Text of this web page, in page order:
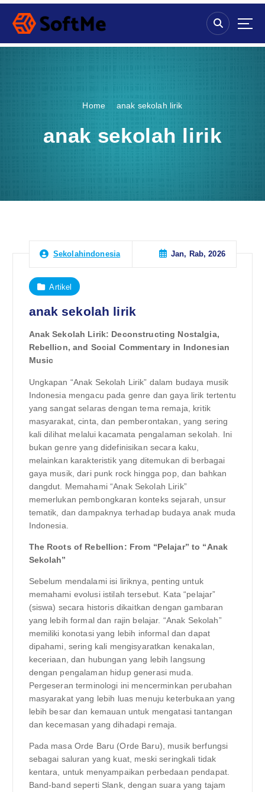
S
p
Home anak sekolah lirik
anak sekolah lirik
Sekolahindonesia Jan, Rab, 2026
Artikel
anak sekolah lirik
Anak Sekolah Lirik: Deconstructing Nostalgia,
Rebellion, and Social Commentary in Indonesian
Music
Ungkapan “Anak Sekolah Lirik” dalam budaya musik
Indonesia mengacu pada genre dan gaya lirik tertentu
yang sangat selaras dengan tema remaja, kritik
masyarakat, cinta, dan pemberontakan, yang sering
kali dilihat melalui kacamata pengalaman sekolah. Ini
bukan genre yang didefinisikan secara kaku,
melainkan karakteristik yang ditemukan di berbagai
gaya musik, dari punk rock hingga pop, dan bahkan
dangdut. Memahami “Anak Sekolah Lirik”
memerlukan pembongkaran konteks sejarah, unsur
tematik, dan dampaknya terhadap budaya anak muda
Indonesia.
The Roots of Rebellion: From “Pelajar” to “Anak
Sekolah”
Sebelum mendalami isi liriknya, penting untuk
memahami evolusi istilah tersebut. Kata “pelajar”
(siswa) secara historis dikaitkan dengan gambaran
yang lebih formal dan rajin belajar. “Anak Sekolah”
memiliki konotasi yang lebih informal dan dapat
dipahami, sering kali mengisyaratkan kenakalan,
keceriaan, dan hubungan yang lebih langsung
dengan pengalaman hidup generasi muda.
Pergeseran terminologi ini mencerminkan perubahan
masyarakat yang lebih luas menuju keterbukaan yang
lebih besar dan kemauan untuk mengatasi tantangan
dan kecemasan yang dihadapi remaja.
Pada masa Orde Baru (Orde Baru), musik berfungsi
sebagai saluran yang kuat, meski seringkali tidak
kentara, untuk menyampaikan perbedaan pendapat.
Band-band seperti Slank, dengan suara yang tajam